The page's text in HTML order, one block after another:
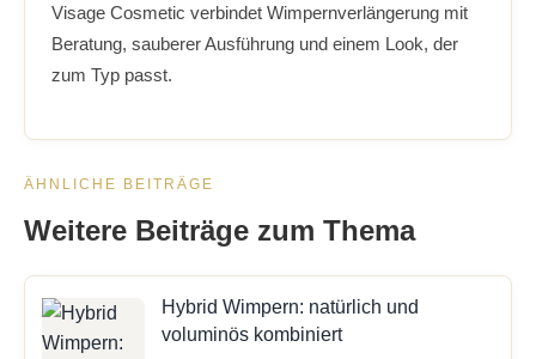
Visage Cosmetic verbindet Wimpernverlängerung mit
Beratung, sauberer Ausführung und einem Look, der
zum Typ passt.
ÄHNLICHE BEITRÄGE
Weitere Beiträge zum Thema
Hybrid Wimpern: natürlich und
voluminös kombiniert